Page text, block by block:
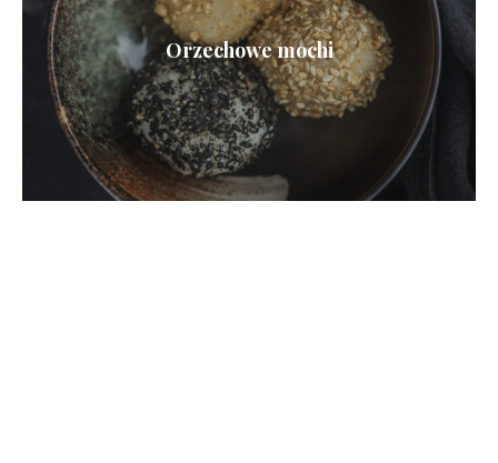
Orzechowe mochi